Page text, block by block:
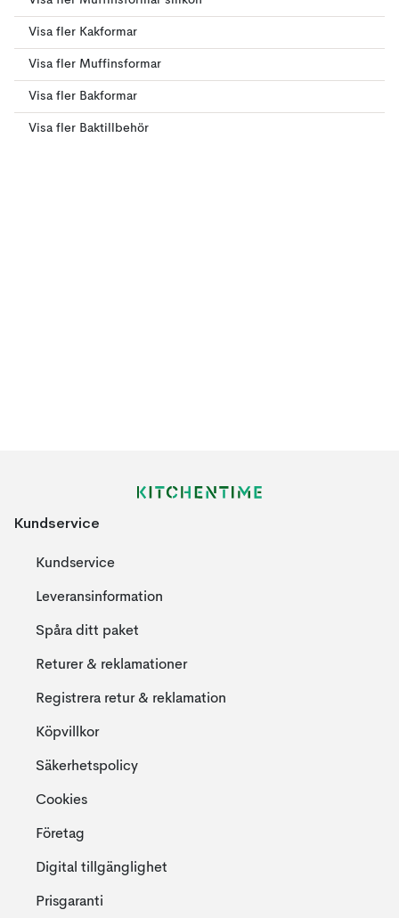
Visa fler Kakformar
Visa fler Muffinsformar
Visa fler Bakformar
Visa fler Baktillbehör
Kundservice
Kundservice
Leveransinformation
Spåra ditt paket
Returer & reklamationer
Registrera retur & reklamation
Köpvillkor
Säkerhetspolicy
Cookies
Företag
Digital tillgänglighet
Prisgaranti